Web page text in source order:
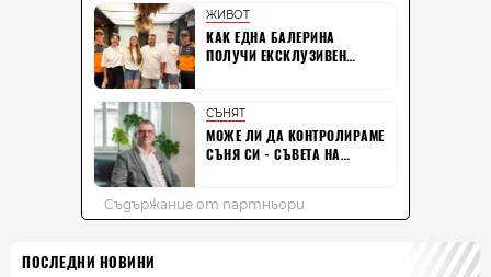
ПОСЛЕДНИ НОВИНИ